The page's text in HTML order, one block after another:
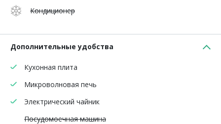
Кондиционер
Дополнительные удобства
Кухонная плита
Микроволновая печь
Электрический чайник
Посудомоечная машина